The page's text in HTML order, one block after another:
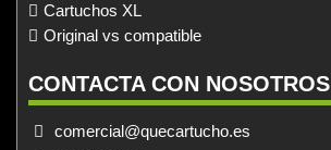
Cartuchos XL
Original vs compatible
CONTACTA CON NOSOTROS
comercial@quecartucho.es